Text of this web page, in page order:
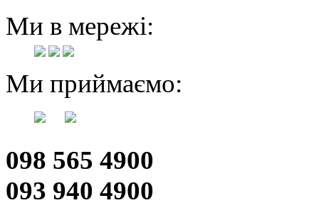
Ми в мережі:
Ми приймаємо:
098 565 4900
093 940 4900